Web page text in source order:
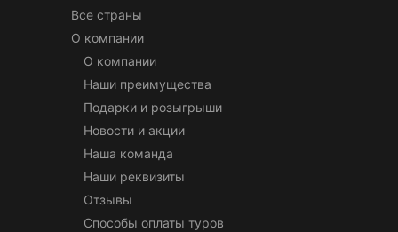
Все страны
О компании
О компании
Наши преимущества
Подарки и розыгрыши
Новости и акции
Наша команда
Наши реквизиты
Отзывы
Способы оплаты туров